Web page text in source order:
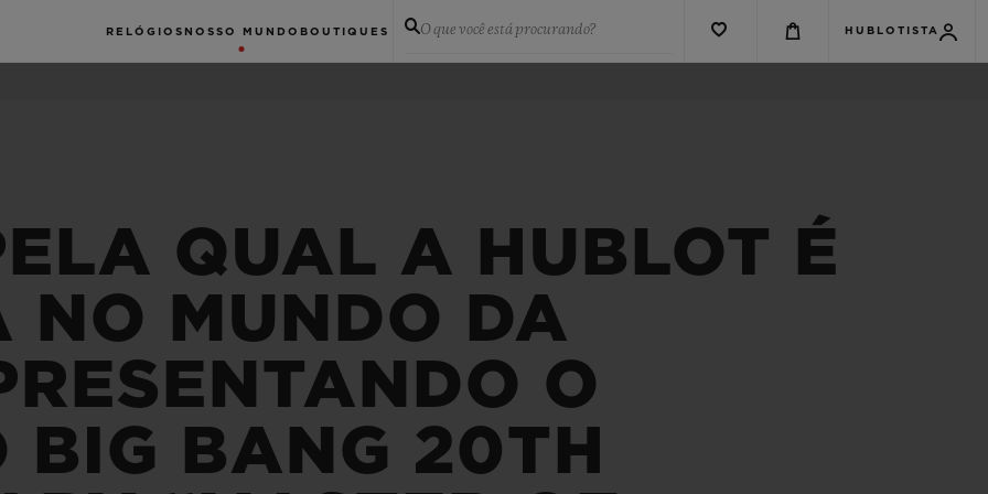
RELÓGIOS NOSSO MUNDO BOUTIQUES O que você está procurando? HUBLOTISTA
QUAL A HUBLOT É
NO MUNDO DA
O
BIG BANG 20TH